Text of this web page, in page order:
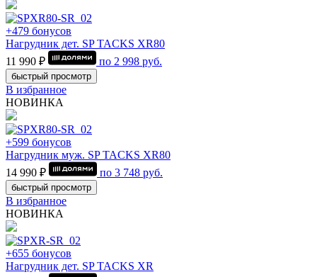
+479 бонусов
Нагрудник дет. SP TACKS XR80
11 990 ₽
по 2 998 руб.
быстрый просмотр
В избранное
НОВИНКА
+599 бонусов
Нагрудник муж. SP TACKS XR80
14 990 ₽
по 3 748 руб.
быстрый просмотр
В избранное
НОВИНКА
+655 бонусов
Нагрудник дет. SP TACKS XR